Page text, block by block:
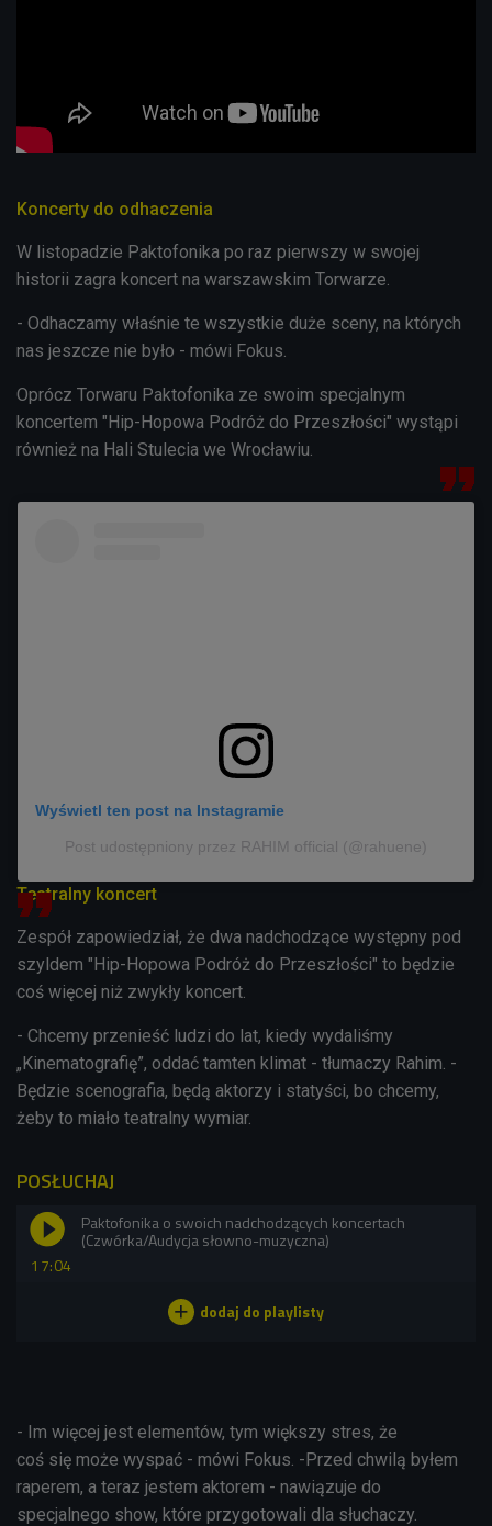
Koncerty do odhaczenia
W listopadzie Paktofonika po raz pierwszy w swojej
historii zagra koncert na warszawskim Torwarze.
- Odhaczamy właśnie te wszystkie duże sceny, na których
nas jeszcze nie było - mówi Fokus.
Oprócz Torwaru Paktofonika ze swoim specjalnym
koncertem "Hip-Hopowa Podróż do Przeszłości" wystąpi
również na Hali Stulecia we Wrocławiu.
Wyświetl ten post na Instagramie
Post udostępniony przez RAHIM official (@rahuene)
Teatralny koncert
Zespół zapowiedział, że dwa nadchodzące występny pod
szyldem "Hip-Hopowa Podróż do Przeszłości" to będzie
coś więcej niż zwykły koncert.
- Chcemy przenieść ludzi do lat, kiedy wydaliśmy
„Kinematografię”, oddać tamten klimat - tłumaczy Rahim. -
Będzie scenografia, będą aktorzy i statyści, bo chcemy,
żeby to miało teatralny wymiar.
POSŁUCHAJ
17:04
Paktofonika o swoich nadchodzących koncertach
(Czwórka/Audycja słowno-muzyczna)
- Im więcej jest elementów, tym większy stres, że
coś się może wyspać - mówi Fokus. -Przed chwilą byłem
raperem, a teraz jestem aktorem - nawiązuje do
specjalnego show, które przygotowali dla słuchaczy.